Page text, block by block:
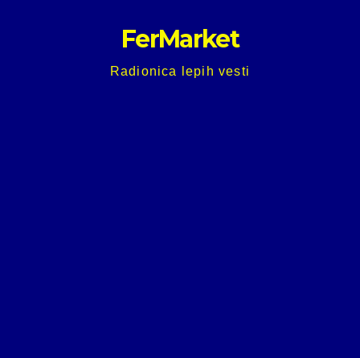
FerMarket
Radionica lepih vesti